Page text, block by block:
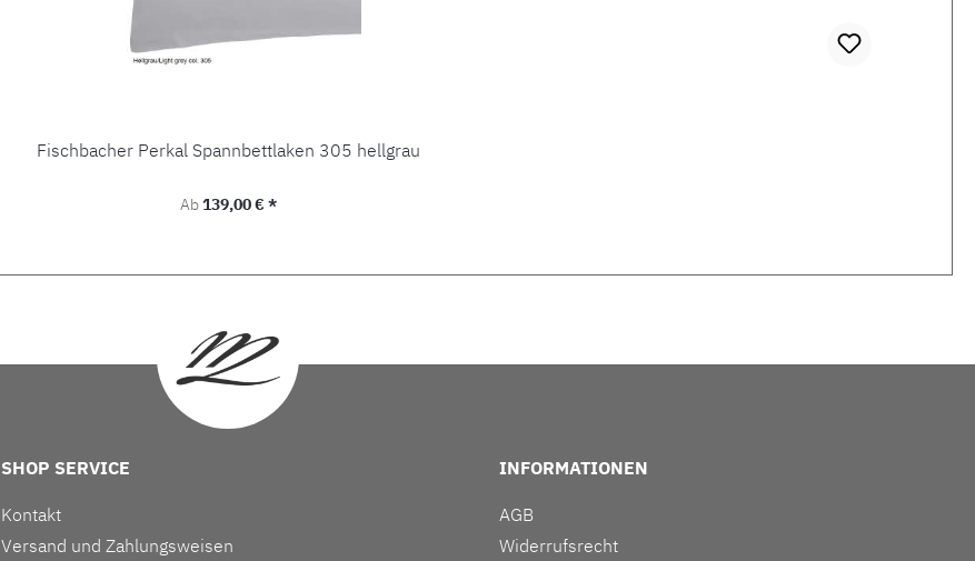
Fischbacher Perkal Spannbettlaken 305 hellgrau
Regulärer Preis:
Ab139,00 € *
SHOP SERVICE
Kontakt
Versand und Zahlungsweisen
INFORMATIONEN
AGB
Widerrufsrecht